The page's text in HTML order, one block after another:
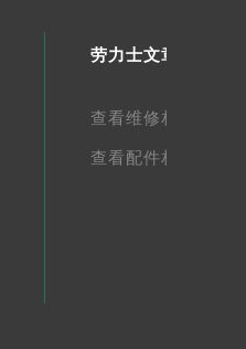
劳力士文章库
查看维修相关文章
查看配件相关文章